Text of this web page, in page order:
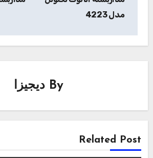
مدل 4223
By دیجیزا
Related Post